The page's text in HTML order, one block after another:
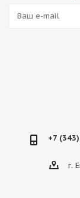
+7
г.